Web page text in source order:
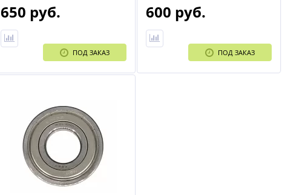
650 руб.
ПОД ЗАКАЗ
600 руб.
ПОД ЗАКАЗ